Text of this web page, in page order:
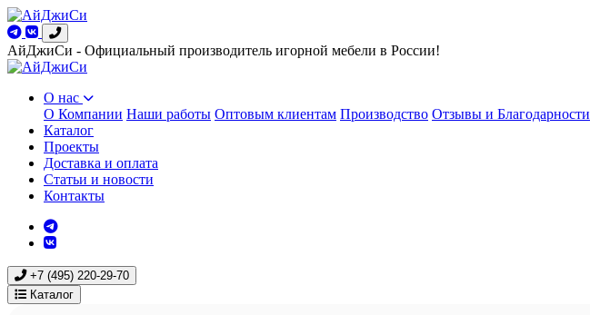
АйДжиСи - Официальный производитель игорной мебели в России!
О нас
О Компании Наши работы Оптовым клиентам Производство Отзывы и Благодарности
Каталог
Проекты
Доставка и оплата
Статьи и новости
Контакты
+7 (495) 220-29-70
Каталог